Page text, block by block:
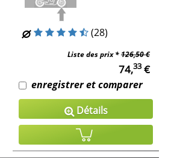
(28)
Liste des prix *126,50 €
74,33€
enregistrer et comparer
Détails